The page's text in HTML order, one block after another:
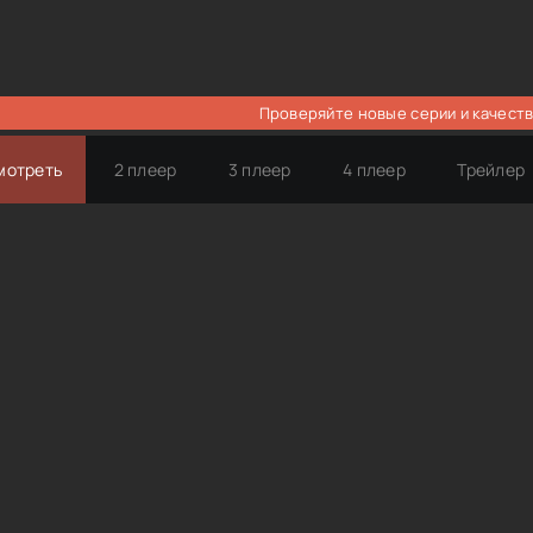
Проверяйте новые серии и
2 плеер 3 плеер 4 плеер Трейлер